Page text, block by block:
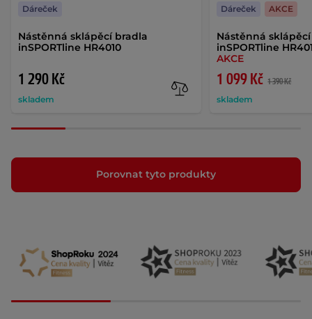
Nástěnná sklápěcí bradla
inSPORTline HR4010
1 290 Kč
skladem
Dáreček
Nástěnná
inSPORTline
AKCE
1 099 Kč 1 390 Kč
skladem
Dáreček AKCE
Porovnat tyto produkty